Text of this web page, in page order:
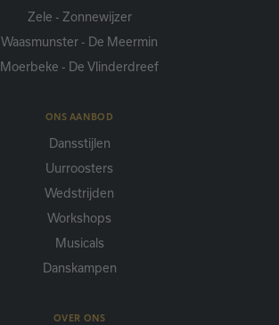
Zele - Zonnewijzer
Waasmunster - De Meermin
Moerbeke - De Vlinderdreef
ONS AANBOD
Dansstijlen
Uurroosters
Wedstrijden
Workshops
Musicals
Danskampen
OVER ONS